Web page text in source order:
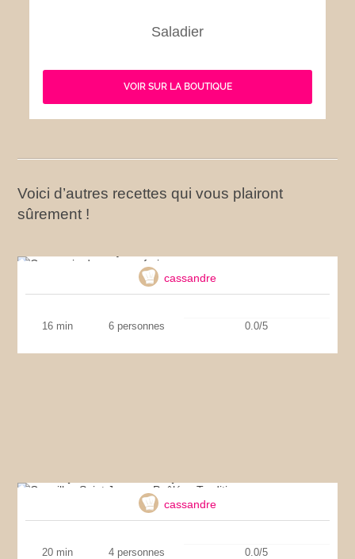
Saladier
VOIR SUR LA BOUTIQUE
Voici d’autres recettes qui vous plairont
sûrement !
cassandre
16 min 6 personnes 0.0/5
cassandre
20 min 4 personnes 0.0/5